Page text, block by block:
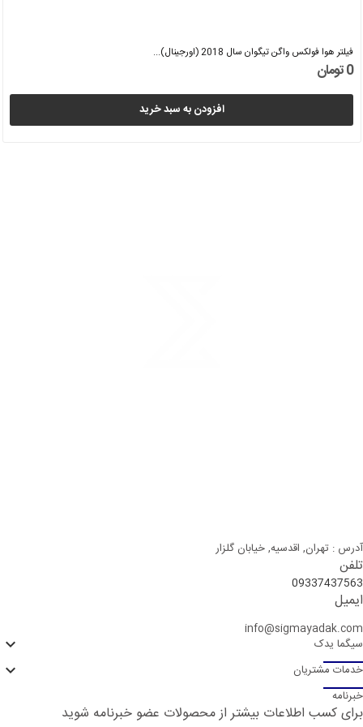
فیلتر هوا فولکس واگن تیگوان سال 2018 (اورجینال)...
0 تومان
افزودن به سبد خرید
آدرس : تهران, اقدسیه, خیابان گلزار
تلفن
09337437563
ایمیل
info@sigmayadak.com
سیگما یدک

خدمات مشتریان 
خبرنامه
برای کسب اطلاعات بیشتر از محصولات عضو خبرنامه شوید